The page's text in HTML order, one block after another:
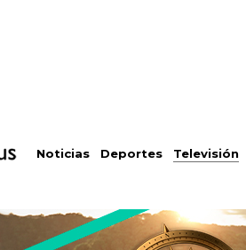
Noticias Deportes Televisión